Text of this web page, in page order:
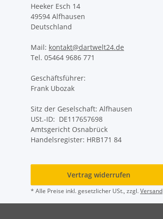
Heeker Esch 14
49594 Alfhausen
Deutschland
Mail: kontakt@dartwelt24.de
Tel. 05464 9686 771
Geschäftsführer:
Frank Ubozak
Sitz der Geselschaft: Alfhausen
USt.-ID: DE117657698
Amtsgericht Osnabrück
Handelsregister: HRB171 84
Vertrag widerrufen
* Alle Preise inkl. gesetzlicher USt., zzgl.Versand